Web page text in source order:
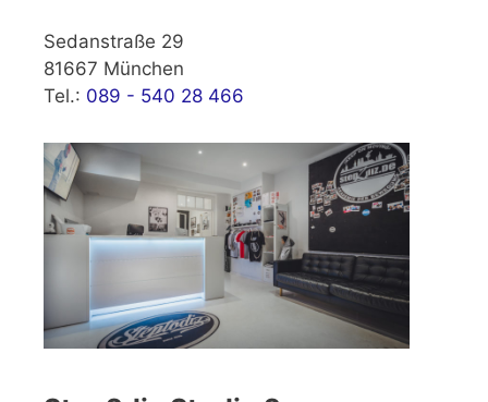
Sedanstraße 29
81667 München
Tel.: 089 - 540 28 466